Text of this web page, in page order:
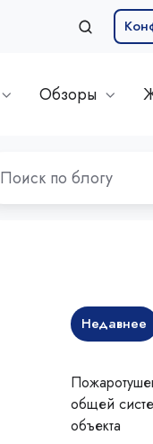
Обзоры
Недавнее
общей
объекта